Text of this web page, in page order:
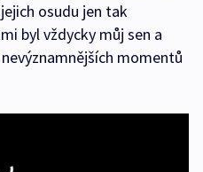
osudu jen tak
byl vždycky můj sen a
momentů